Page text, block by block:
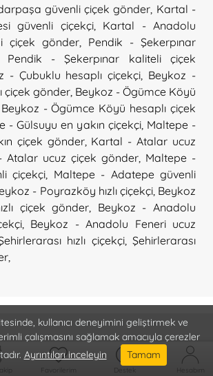
güvenli çiçek gönder Kartal -
güvenli çiçekçi, Kartal - Anadolu
çiçek gönder
Pendik - Şekerpınar
Pendik - Şekerpınar kaliteli çiçek
- Çubuklu hesaplı çiçekçi Beykoz -
çiçek gönder Beykoz - Ögümce Köyü
Beykoz - Ögümce Köyü hesaplı çiçek
- Gülsuyu en yakın çiçekçi Maltepe -
çiçek gönder, Kartal - Atalar ucuz
Atalar ucuz çiçek gönder Maltepe -
çiçekçi
Maltepe - Adatepe güvenli
- Poyrazköy hızlı çiçekçi, Beykoz
çiçek gönder
Beykoz - Anadolu
, Beykoz - Anadolu Feneri ucuz
hızlı çiçekçi,Şehirlerarası
Kurumsal
Favorilerim Destek Hesabım
kullanıcı deneyimini geliştirmek ve
çalışmasını sağlamak amacıyla çerezler
Ayrıntıları inceleyin Tamam